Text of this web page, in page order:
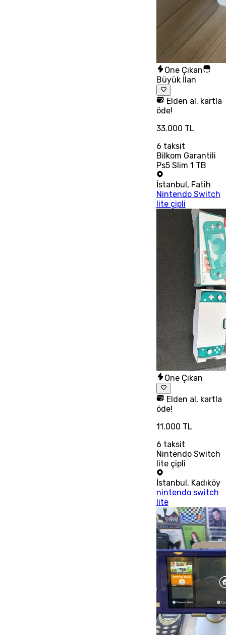
Öne Çıkan
Büyük İlan
Elden al, kartla
öde!
33.000 TL
6 taksit
Bilkom Garantili
Ps5 Slim 1 TB
İstanbul, Fatih
Nintendo Switch
lite çipli
Öne Çıkan
Elden al, kartla
öde!
11.000 TL
6 taksit
Nintendo Switch
lite çipli
İstanbul , Kadıköy
nintendo switch
lite